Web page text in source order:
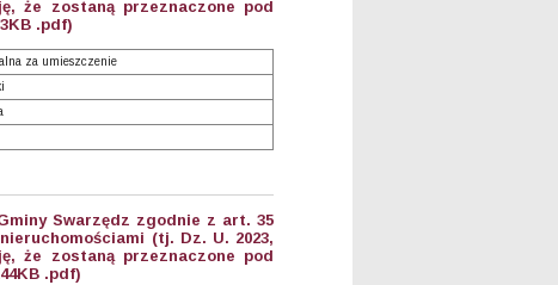
że zostaną przeznaczone pod
.pdf)
za umieszczenie
Swarzędz zgodnie z art. 35
(tj. Dz. U. 2023,
że zostaną przeznaczone pod
.pdf)